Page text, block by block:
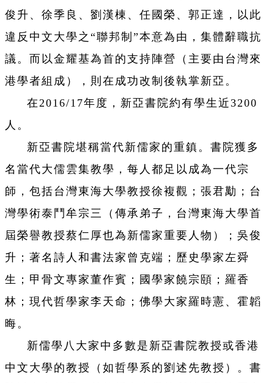
俊升、徐季良、劉漢棟、任國榮、郭正達，以此
違反中文大學之“聯邦制”本意為由，集體辭職抗
議。而以金耀基為首的支持陣營（主要由台灣來
港學者組成），則在成功改制後執掌新亞。
在2016/17年度，新亞書院約有學生近3200
人。
新亞書院堪稱當代新儒家的重鎮。書院獲多
名當代大儒雲集教學，每人都足以成為一代宗
師，包括台灣東海大學教授徐複觀；張君勱；台
灣學術泰鬥牟宗三（傳承弟子，台灣東海大學首
屆榮譽教授蔡仁厚也為新儒家重要人物）；吳俊
升；著名詩人和書法家曾克端；歷史學家左舜
生；甲骨文專家董作賓；國學家饒宗頤；羅香
林；現代哲學家李天命；佛學大家羅時憲、霍韜
晦。
新儒學八大家中多數是新亞書院教授或香港
中文大學的教授（如哲學系的劉述先教授）。書